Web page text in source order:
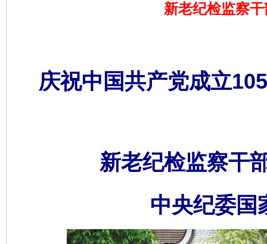
新老纪检监察
庆祝中国共产党成立
新老纪检监察干
中央纪委国